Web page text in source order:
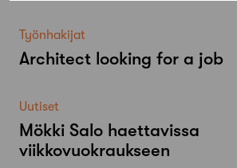
Työnhakijat
Architect looking for a job
Uutiset
Mökki Salo haettavissa
viikkovuokraukseen